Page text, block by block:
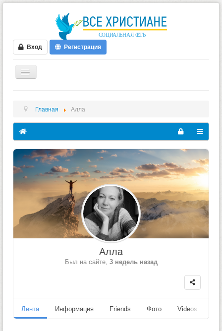
Вход Регистрация
ФОРУМ
ВИДЕО
БЛОГИ
МУЗЫКА
БИБЛИЯ
ОПРОСЫ
НОВОСТИ
Главная Алла
Алла
Был на сайте, 3 недель назад
Лента Информация Friends Фото Videos